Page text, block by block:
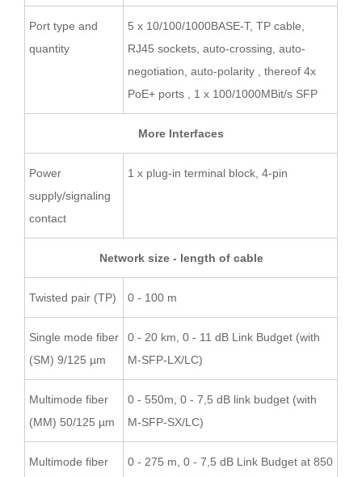
Port type and
quantity
5 x 10/100/1000BASE-T, TP cable,
RJ45 sockets, auto-crossing, auto-
negotiation, auto-polarity , thereof 4x
PoE+ ports , 1 x 100/1000MBit/s SFP
More Interfaces
Power
supply/signaling
contact
1 x plug-in terminal block, 4-pin
Network size - length of cable
Twisted pair (TP) 0 - 100 m
Single mode fiber
(SM) 9/125 µm
0 - 20 km, 0 - 11 dB Link Budget (with
M-SFP-LX/LC)
Multimode fiber
(MM) 50/125 µm
0 - 550m, 0 - 7,5 dB link budget (with
M-SFP-SX/LC)
Multimode fiber
0 - 275 m, 0 - 7,5 dB Link Budget at 850